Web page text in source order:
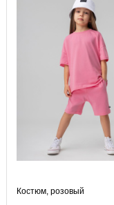
Костюм, розовый